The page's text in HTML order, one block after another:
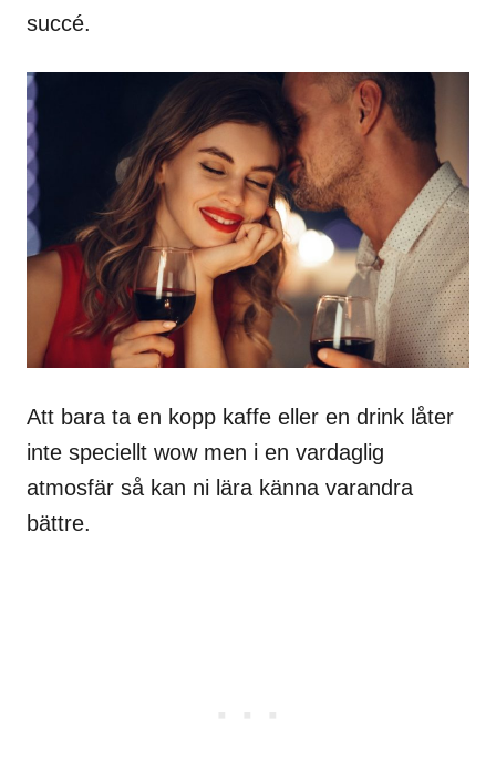
succé.
Att bara ta en kopp kaffe eller en drink låter
inte speciellt wow men i en vardaglig
atmosfär så kan ni lära känna varandra
bättre.